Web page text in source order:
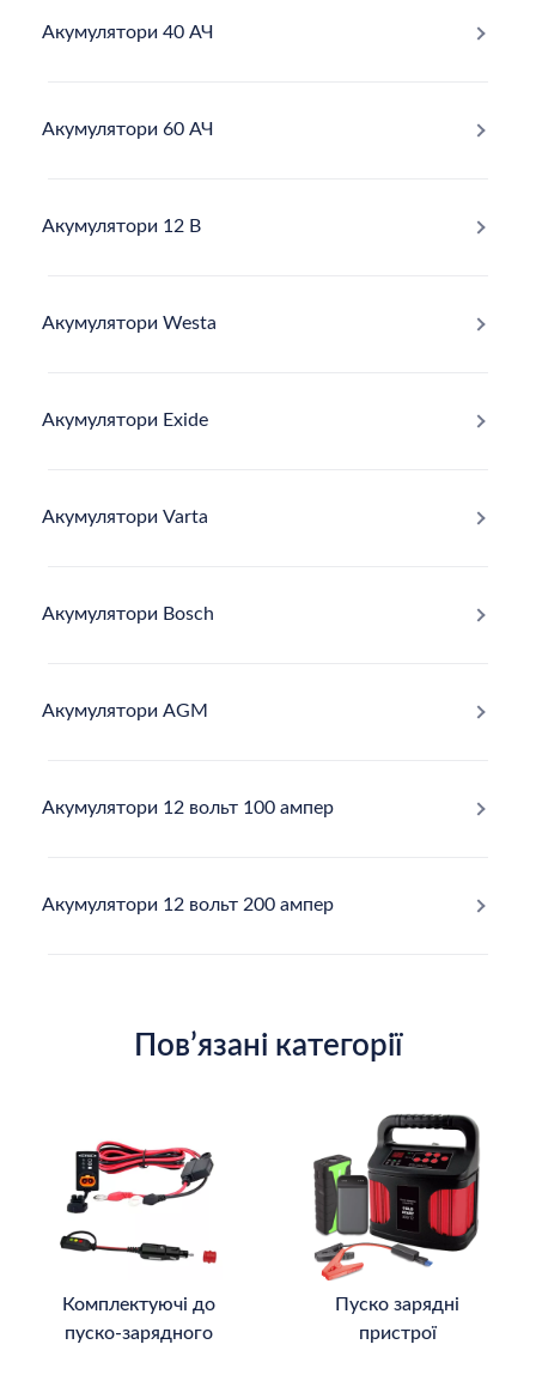
Акумулятори 40 АЧ
Акумулятори 60 АЧ
Акумулятори 12 В
Акумулятори Westa
Акумулятори Exide
Акумулятори Varta
Акумулятори Bosch
Акумулятори AGM
Акумулятори 12 вольт 100 ампер
Акумулятори 12 вольт 200 ампер
Повʼязані категорії
Комплектуючі до
пуско-зарядного
Пуско зарядні
пристрої